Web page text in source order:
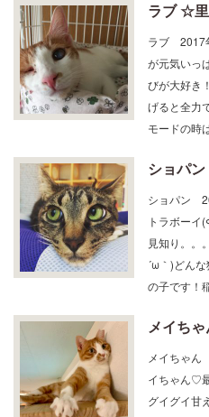
ラブ ☆
ラブ 2017
が元気いっ
びが大好き
げると全力
モードの時
ショパ
ショパン
トラボー
見知り。。
´ω｀)どん
の子です！
メイち
メイちゃ
イちゃん♡
グイグイ甘